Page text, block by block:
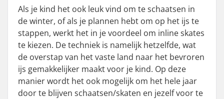
Als je kind het ook leuk vind om te schaatsen in
de winter, of als je plannen hebt om op het ijs te
stappen, werkt het in je voordeel om inline skates
te kiezen. De techniek is namelijk hetzelfde, wat
de overstap van het vaste land naar het bevroren
ijs gemakkelijker maakt voor je kind. Op deze
manier wordt het ook mogelijk om het hele jaar
door te blijven schaatsen/skaten en jezelf voor te